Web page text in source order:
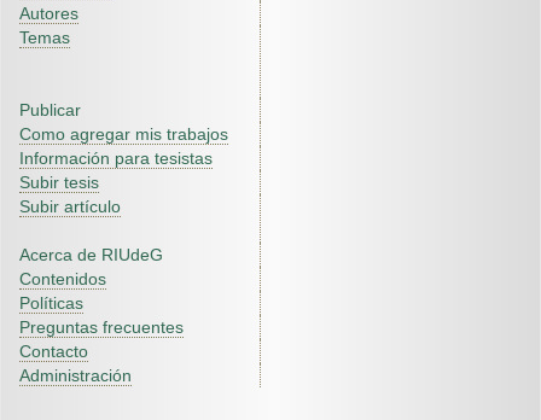
Autores
Temas
Publicar
Como agregar mis trabajos
Información para tesistas
Subir tesis
Subir artículo
Acerca de RIUdeG
Contenidos
Políticas
Preguntas frecuentes
Contacto
Administración